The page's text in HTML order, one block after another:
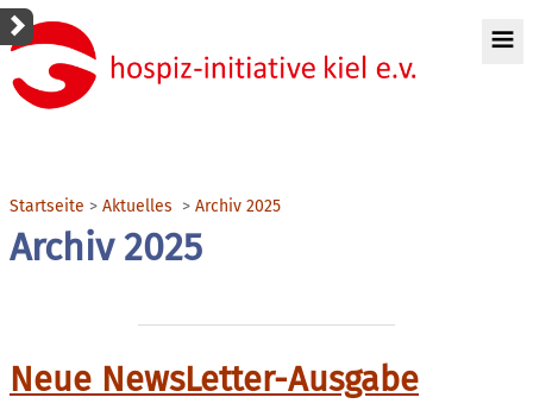
Startseite Aktuelles Archiv 2025
Archiv 2025
Neue NewsLetter-Ausgabe